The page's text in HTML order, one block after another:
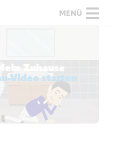
MENÜ
Zuhause
Video starten